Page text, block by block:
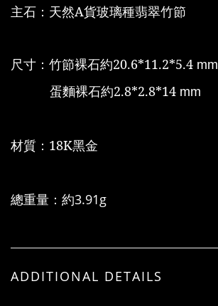
主石：天然A貨玻璃種翡翠竹節
尺寸：竹節裸石約20.6*11.2*5.4 mm
蛋麵裸石約2.8*2.8*14 mm
材質：18K黑金
總重量：約3.91g
ADDITIONAL DETAILS